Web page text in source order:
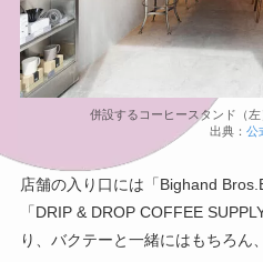
併設するコーヒースタンド（左
出典： 公
店舗の入り口には「Bighand
「DRIP & DROP COFFEE
り、バクテーと一緒にはもちろん